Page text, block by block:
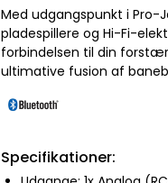
Med udgangspunkt i
pladespillere og Hi-Fi-
forbindelsen til din
ultimative fusion af
Specifikationer: